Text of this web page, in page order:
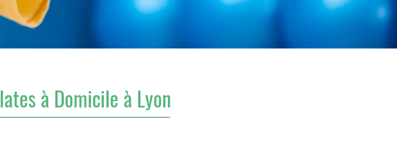
lates à Domicile à Lyon